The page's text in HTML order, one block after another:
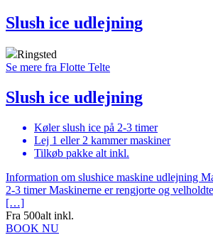
Slush ice udlejning
Ringsted
Se mere fra Flotte Telte
Slush ice udlejning
Køler slush ice på 2-3 timer
Lej 1 eller 2 kammer maskiner
Tilkøb pakke alt inkl.
Information om slushice maskine udlejning
2-3 timer Maskinerne er rengjorte og
[…]
Fra 500alt inkl.
BOOK NU